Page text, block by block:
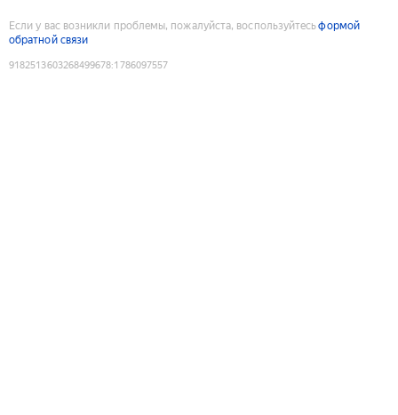
Если у вас возникли проблемы, пожалуйста, воспользуйтесьформой
обратной связи
9182513603268499678:1786097557